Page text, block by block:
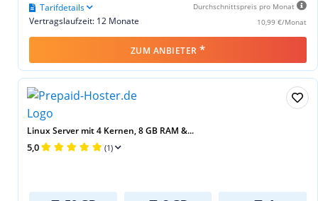
Durchschnittspreis pro Monat
10,99 €/Monat
Vertragslaufzeit: 12 Monate
Tarifdetails
ZUM ANBIETER *
Linux Server mit 4 Kernen, 8 GB RAM &...
5,0 (1)